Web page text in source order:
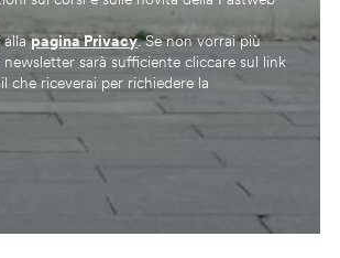
allapagina Privacy. Se non vorrai più
sarà sufficiente cliccare sul link
che riceverai per richiedere la